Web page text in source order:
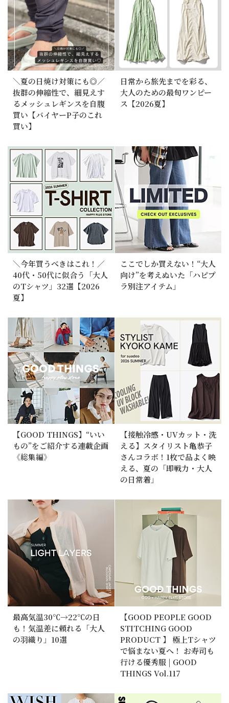
＼夏の日焼け対策にも◎／
抜群の伸縮性で、細見えす
るメッシュレギンスを自腹
買い【バイヤーP子のこれ
買い】
日常から旅先までを彩る、
大人のための最旬ワンピー
ス【2026夏】
＼今年買うべきはこれ！／
40代・50代に似合う「大人
のTシャツ」32選【2026
夏】
ここでしか買えない！“大人
向け”を考えぬいた「ハピプ
ラ別注アイテム」
【GOOD THINGS】“いい
もの”をご紹介する連載企画
《総集編》
【接触冷感・UVカット・洗
える】スタイリスト亀恭子
さんコラボ！1枚で品よく映
える、夏の「即戦力・大人
の日常着」
最高気温30℃→22℃の日
も！気温差に頼れる「大人
の羽織り」10選
【GOOD PEOPLE GOOD
STITCHING GOOD
PRODUCT 】 極上Tシャツ
で悩まない夏へ！ お寿司も
行ける優秀服 | GOOD
THINGS Vol.117